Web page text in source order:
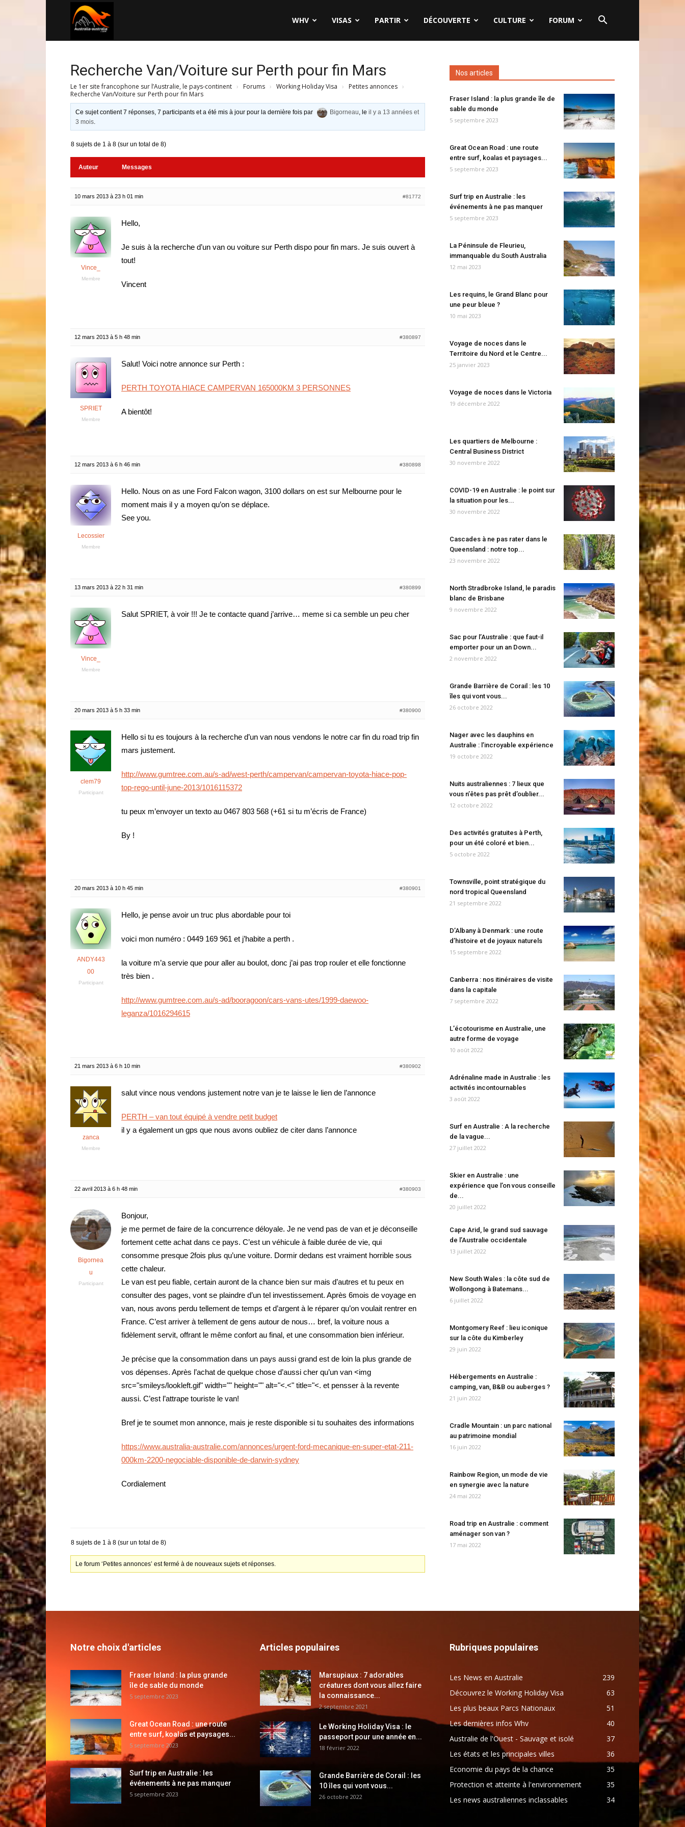
WHV VISAS PARTIR DÉCOUVERTE CULTURE FORUM
Recherche Van/Voiture sur Perth pour fin Mars
Le 1er site francophone sur l’Australie, le pays-continent › Forums › Working Holiday Visa › Petites annonces ›
Recherche Van/Voiture sur Perth pour fin Mars
Ce sujet contient 7 réponses, 7 participants et a été mis à jour pour la dernière fois par Bigorneau, leil y a 13 années et
3 mois.
8 sujets de 1 à 8 (sur un total de 8)
Auteur Messages
10 mars 2013 à 23 h 01 min #81772
Vince_
Membre
Hello,
Je suis à la recherche d’un van ou voiture sur Perth dispo pour fin mars. Je suis ouvert à
tout!
Vincent
12 mars 2013 à 5 h 48 min #380897
SPRIET
Membre
Salut! Voici notre annonce sur Perth :
PERTH TOYOTA HIACE CAMPERVAN 165000KM 3 PERSONNES
A bientôt!
12 mars 2013 à 6 h 46 min #380898
Lecossier
Membre
Hello. Nous on as une Ford Falcon wagon, 3100 dollars on est sur Melbourne pour le
moment mais il y a moyen qu’on se déplace.
See you.
13 mars 2013 à 22 h 31 min #380899
Vince_
Membre
Salut SPRIET, à voir !!! Je te contacte quand j’arrive… meme si ca semble un peu cher
20 mars 2013 à 5 h 33 min #380900
clem79
Participant
Hello si tu es toujours à la recherche d’un van nous vendons le notre car fin du road trip fin
mars justement.
http://www.gumtree.com.au/s-ad/west-perth/campervan/campervan-toyota-hiace-pop-
top-rego-until-june-2013/1016115372
tu peux m’envoyer un texto au 0467 803 568 (+61 si tu m’écris de France)
By !
20 mars 2013 à 10 h 45 min #380901
ANDY443
00
Participant
Hello, je pense avoir un truc plus abordable pour toi
voici mon numéro : 0449 169 961 et j’habite a perth .
la voiture m’a servie que pour aller au boulot, donc j’ai pas trop rouler et elle fonctionne
très bien .
http://www.gumtree.com.au/s-ad/booragoon/cars-vans-utes/1999-daewoo-
leganza/1016294615
21 mars 2013 à 6 h 10 min #380902
zanca
Membre
salut vince nous vendons justement notre van je te laisse le lien de l’annonce
PERTH – van tout équipé à vendre petit budget
il y a également un gps que nous avons oubliez de citer dans l’annonce
22 avril 2013 à 6 h 48 min #380903
Bigornea
u
Participant
Bonjour,
je me permet de faire de la concurrence déloyale. Je ne vend pas de van et je déconseille
fortement cette achat dans ce pays. C’est un véhicule à faible durée de vie, qui
consomme presque 2fois plus qu’une voiture. Dormir dedans est vraiment horrible sous
cette chaleur.
Le van est peu fiable, certain auront de la chance bien sur mais d’autres et tu peux en
consulter des pages, vont se plaindre d’un tel investissement. Après 6mois de voyage en
van, nous avons perdu tellement de temps et d’argent à le réparer qu’on voulait rentrer en
France. C’est arriver à tellement de gens autour de nous… bref, la voiture nous a
fidèlement servit, offrant le même confort au final, et une consommation bien inférieur.
Je précise que la consommation dans un pays aussi grand est de loin la plus grande de
vos dépenses. Après l’achat de quelque chose d’aussi cher qu’un van <img
src="smileys/lookleft.gif" width="" height="" alt="<.<" title="<. et pensser à la revente
aussi. C’est l’attrape touriste le van!
Bref je te soumet mon annonce, mais je reste disponible si tu souhaites des informations
https://www.australia-australie.com/annonces/urgent-ford-mecanique-en-super-etat-211-
000km-2200-negociable-disponible-de-darwin-sydney
Cordialement
8 sujets de 1 à 8 (sur un total de 8)
Le forum ‘Petites annonces’ est fermé à de nouveaux sujets et réponses.
Nos articles
Fraser Island : la plus grande île de
sable du monde
5 septembre 2023
Great Ocean Road : une route
entre surf, koalas et paysages...
5 septembre 2023
Surf trip en Australie : les
événements à ne pas manquer
5 septembre 2023
La Péninsule de Fleurieu,
immanquable du South Australia
12 mai 2023
Les requins, le Grand Blanc pour
une peur bleue ?
10 mai 2023
Voyage de noces dans le
Territoire du Nord et le Centre...
25 janvier 2023
Voyage de noces dans le Victoria
19 décembre 2022
Les quartiers de Melbourne :
Central Business District
30 novembre 2022
COVID-19 en Australie : le point sur
la situation pour les...
30 novembre 2022
Cascades à ne pas rater dans le
Queensland : notre top...
23 novembre 2022
North Stradbroke Island, le paradis
blanc de Brisbane
9 novembre 2022
Sac pour l’Australie : que faut-il
emporter pour un an Down...
2 novembre 2022
Grande Barrière de Corail : les 10
îles qui vont vous...
26 octobre 2022
Nager avec les dauphins en
Australie : l’incroyable expérience
19 octobre 2022
Nuits australiennes : 7 lieux que
vous n’êtes pas prêt d’oublier...
12 octobre 2022
Des activités gratuites à Perth,
pour un été coloré et bien...
5 octobre 2022
Townsville, point stratégique du
nord tropical Queensland
21 septembre 2022
D’Albany à Denmark : une route
d’histoire et de joyaux naturels
15 septembre 2022
Canberra : nos itinéraires de visite
dans la capitale
7 septembre 2022
L’écotourisme en Australie, une
autre forme de voyage
10 août 2022
Adrénaline made in Australie : les
activités incontournables
3 août 2022
Surf en Australie : A la recherche
de la vague...
27 juillet 2022
Skier en Australie : une
expérience que l’on vous conseille
de...
20 juillet 2022
Cape Arid, le grand sud sauvage
de l’Australie occidentale
13 juillet 2022
New South Wales : la côte sud de
Wollongong à Batemans...
6 juillet 2022
Montgomery Reef : lieu iconique
sur la côte du Kimberley
29 juin 2022
Hébergements en Australie :
camping, van, B&B ou auberges ?
21 juin 2022
Cradle Mountain : un parc national
au patrimoine mondial
16 juin 2022
Rainbow Region, un mode de vie
en synergie avec la nature
24 mai 2022
Road trip en Australie : comment
aménager son van ?
17 mai 2022
Notre choix d'articles
Fraser Island : la plus grande
île de sable du monde
5 septembre 2023
Great Ocean Road : une route
entre surf, koalas et paysages...
5 septembre 2023
Surf trip en Australie : les
événements à ne pas manquer
5 septembre 2023
Articles populaires
Marsupiaux : 7 adorables
créatures dont vous allez faire
la connaissance...
2 septembre 2021
Le Working Holiday Visa : le
passeport pour une année en...
18 février 2022
Grande Barrière de Corail : les
10 îles qui vont vous...
26 octobre 2022
Rubriques populaires
Les News en Australie
239
Découvrez le Working Holiday Visa
63
Les plus beaux Parcs Nationaux
51
Les dernières infos Whv
40
Australie de l'Ouest - Sauvage et isolé
37
Les états et les principales villes
36
Economie du pays de la chance
35
Protection et atteinte à l'environnement
35
Les news australiennes inclassables
34